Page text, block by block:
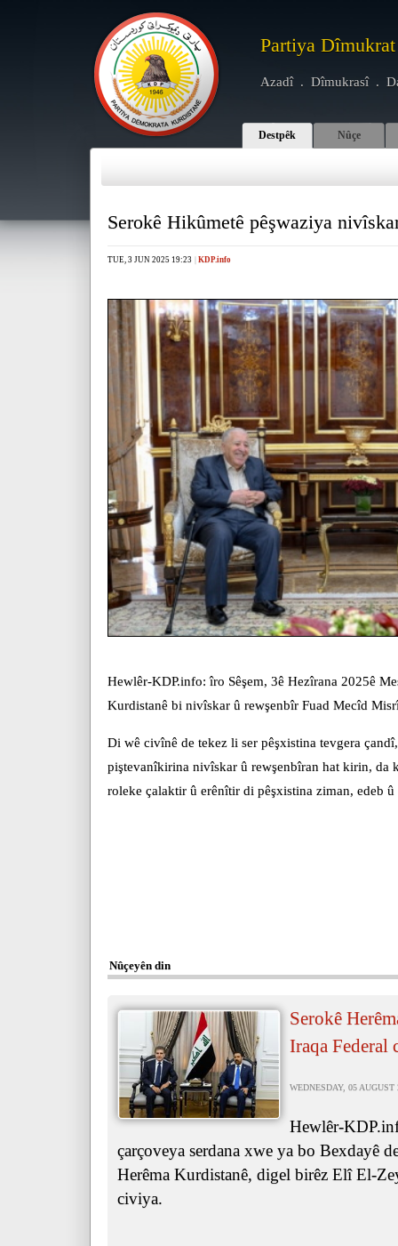
Destpêk Nûçe
Partiya
Azadî . Dîmukrasî .
Serokê Hikûmetê pêşwaziya
TUE, 3 JUN 2025 19:23 KDP.info
Hewlêr-KDP.info: îro Sêşem, 3ê Hezîrana 2025ê
Kurdistanê bi nivîskar û rewşenbîr Fuad Mecîd
Di wê civînê de tekez li ser pêşxistina tevgera
piştevanîkirina nivîskar û rewşenbîran hat kirin, da
roleke çalaktir û erênîtir di pêşxistina ziman, edeb
Nûçeyên din
Serokê
Iraqa Federal
WEDNESDAY, 05 AUGUST
Hewlêr-
çarçoveya serdana xwe ya bo Bexdayê
Herêma Kurdistanê, digel birêz Elî El-
civiya.